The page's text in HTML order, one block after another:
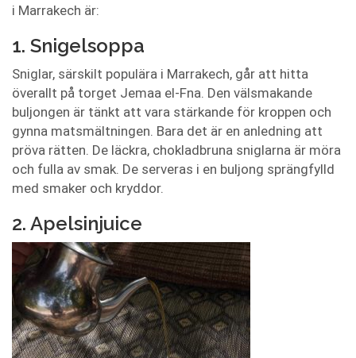
i Marrakech är:
1. Snigelsoppa
Sniglar, särskilt populära i Marrakech, går att hitta
överallt på torget Jemaa el-Fna. Den välsmakande
buljongen är tänkt att vara stärkande för kroppen och
gynna matsmältningen. Bara det är en anledning att
pröva rätten. De läckra, chokladbruna sniglarna är möra
och fulla av smak. De serveras i en buljong sprängfylld
med smaker och kryddor.
2. Apelsinjuice